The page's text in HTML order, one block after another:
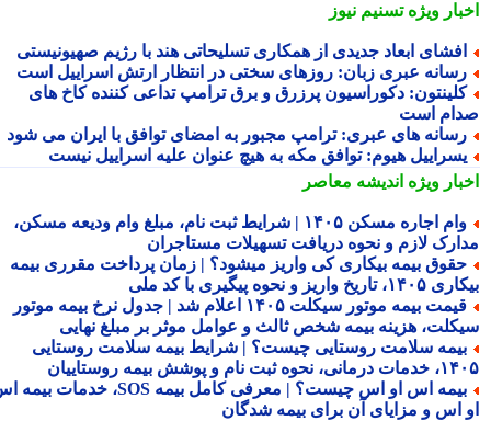
ویژهتسنیم نیوز
ابعاد جدیدی از همکاری تسلیحاتی هند با رژیم صهیونیستی
عبری زبان: روزهای سختی در انتظار ارتش اسراییل است
دکوراسیون پرزرق و برق ترامپ تداعی کننده کاخ های
است
های عبری: ترامپ مجبور به امضای توافق با ایران می شود
هیوم: توافق مکه به هیچ عنوان علیه اسراییل نیست
ویژهاندیشه معاصر
وام اجاره مسکن ۱۴۰۵ | شرایط ثبت نام، مبلغ وام ودیعه مسکن،
لازم و نحوه دریافت تسهیلات مستاجران
بیمه بیکاری کی واریز میشود؟ | زمان پرداخت مقرری بیمه
واریز و نحوه پیگیری با کد ملی
قیمت بیمه موتور سیکلت ۱۴۰۵ اعلام شد | جدول نرخ بیمه موتور
هزینه بیمه شخص ثالث و عوامل موثر بر مبلغ نهایی
سلامت روستایی چیست؟ | شرایط بیمه سلامت روستایی
نام و پوشش بیمه روستاییان
بیمه اس او اس چیست؟ | معرفی کامل بیمه SOS، خدمات بیمه اس
اس و مزایای آن برای بیمه شدگان